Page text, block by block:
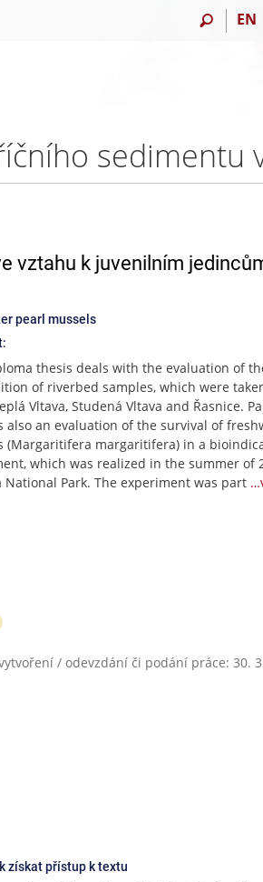
EN
vztahu k juvenilním
pearl mussels
thesis deals with the evaluation of
of riverbed samples, which were
Vltava, Studená Vltava and Řasnice.
also an evaluation of the survival of
(Margaritifera margaritifera) in a
which was realized in the summer of
National Park. The experiment was part
/ odevzdání či podání práce: 30.
získat přístup k textu